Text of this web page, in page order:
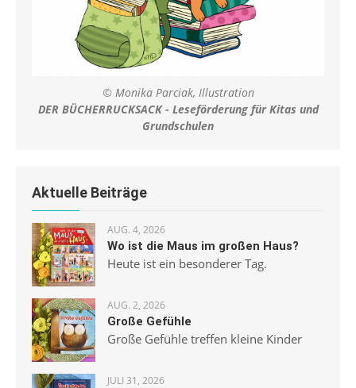
© Monika Parciak, Illustration
DER BÜCHERRUCKSACK - Leseförderung für Kitas und
Grundschulen
Aktuelle Beiträge
AUG. 4, 2026
Wo ist die Maus im großen Haus?
Heute ist ein besonderer Tag.
AUG. 2, 2026
Große Gefühle
Große Gefühle treffen kleine Kinder
JULI 31, 2026